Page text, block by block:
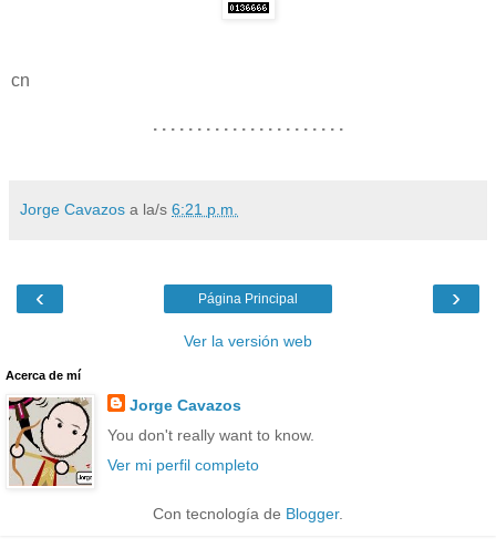
cn
. . . . . . . . . . . . . . . . . . . . . .
Jorge Cavazos a la/s 6:21 p.m.
‹ ›
Página Principal
Ver la versión web
Acerca de mí
Jorge Cavazos
You don't really want to know.
Ver mi perfil completo
Con tecnología de Blogger.